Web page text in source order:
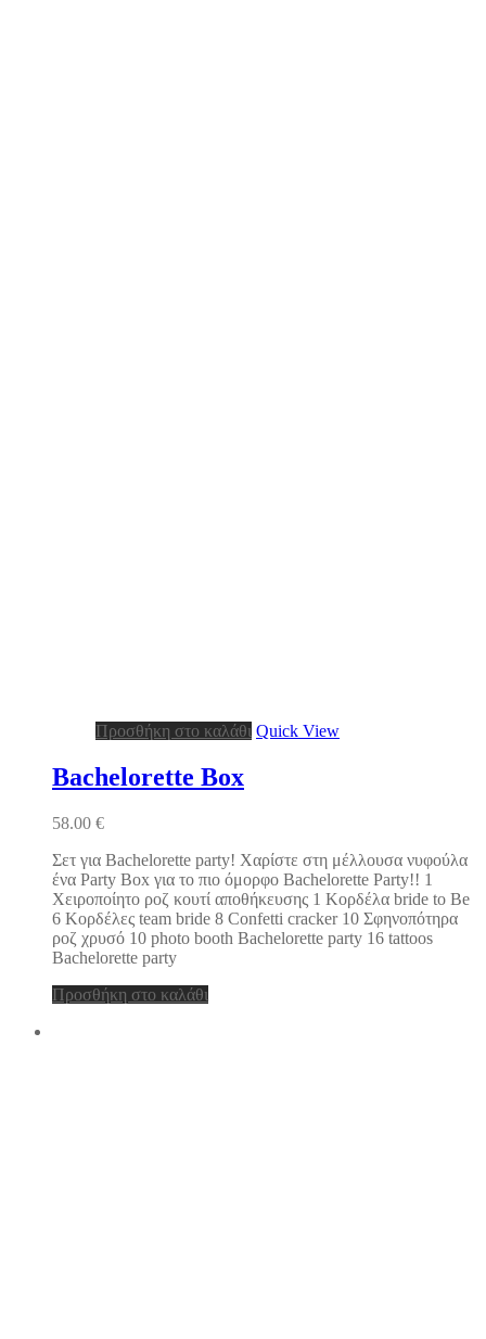
Προσθήκη στο καλάθι Quick View
Bachelorette Box
58.00 €
Σετ για Bachelorette party! Χαρίστε στη μέλλουσα νυφούλα
ένα Party Box για το πιο όμορφο Bachelorette Party!! 1
Χειροποίητο ροζ κουτί αποθήκευσης 1 Κορδέλα bride to Be
6 Κορδέλες team bride 8 Confetti cracker 10 Σφηνοπότηρα
ροζ χρυσό 10 photo booth Bachelorette party 16 tattoos
Bachelorette party
Προσθήκη στο καλάθι